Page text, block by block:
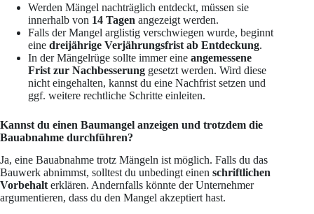
Werden Mängel nachträglich entdeckt, müssen sie
innerhalb von 14 Tagen angezeigt werden.
Falls der Mangel arglistig verschwiegen wurde, beginnt
eine dreijährige Verjährungsfrist ab Entdeckung.
In der Mängelrüge sollte immer eine angemessene
Frist zur Nachbesserung gesetzt werden. Wird diese
nicht eingehalten, kannst du eine Nachfrist setzen und
ggf. weitere rechtliche Schritte einleiten.
Kannst du einen Baumangel anzeigen und trotzdem die
Bauabnahme durchführen?
Ja, eine Bauabnahme trotz Mängeln ist möglich. Falls du das
Bauwerk abnimmst, solltest du unbedingt einen schriftlichen
Vorbehalterklären. Andernfalls könnte der Unternehmer
argumentieren, dass du den Mangel akzeptiert hast.